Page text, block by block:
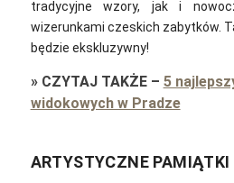
tradycyjne wzory, jak i
wizerunkami czeskich zabytków.
będzie ekskluzywny!
» CZYTAJ TAKŻE– 5
widokowych w Pradze
ARTYSTYCZNE PAMIĄTKI